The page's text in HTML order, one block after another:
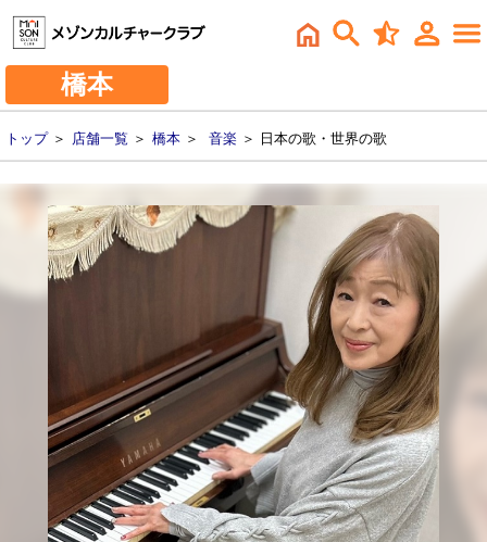
橋本
トップ＞ 店舗一覧 ＞ 橋本 ＞ 音楽 ＞ 日本の歌・世界の歌